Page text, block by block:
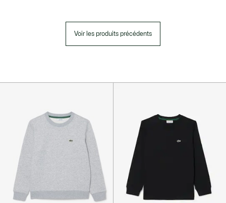
Voir les produits précédents